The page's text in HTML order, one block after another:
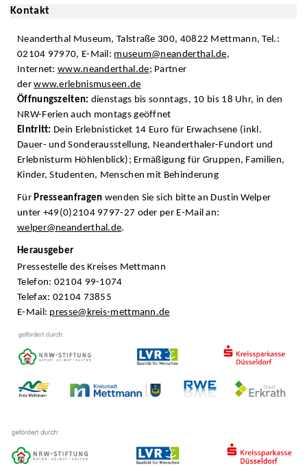
Kontakt
Neanderthal Museum, Talstraße 300, 40822 Mettmann, Tel.:
02104 97970, E-Mail: museum@neanderthal.de,
Internet:www.neanderthal.de; Partner
derwww.erlebnismuseen.de
Öffnungszeiten: dienstags bis sonntags, 10 bis 18 Uhr, in den
NRW-Ferien auch montags geöffnet
Eintritt: Dein Erlebnisticket 14 Euro für Erwachsene (inkl.
Dauer- und Sonderausstellung, Neanderthaler-Fundort und
Erlebnisturm Höhlenblick); Ermäßigung für Gruppen, Familien,
Kinder, Studenten, Menschen mit Behinderung
FürPresseanfragen wenden Sie sich bitte an Dustin Welper
unter +49(0)2104 9797-27 oder per E-Mail an:
welper@neanderthal.de.
Herausgeber
Pressestelle des Kreises Mettmann
Telefon: 02104 99-1074
Telefax: 02104 73855
E-Mail: presse@kreis-mettmann.de